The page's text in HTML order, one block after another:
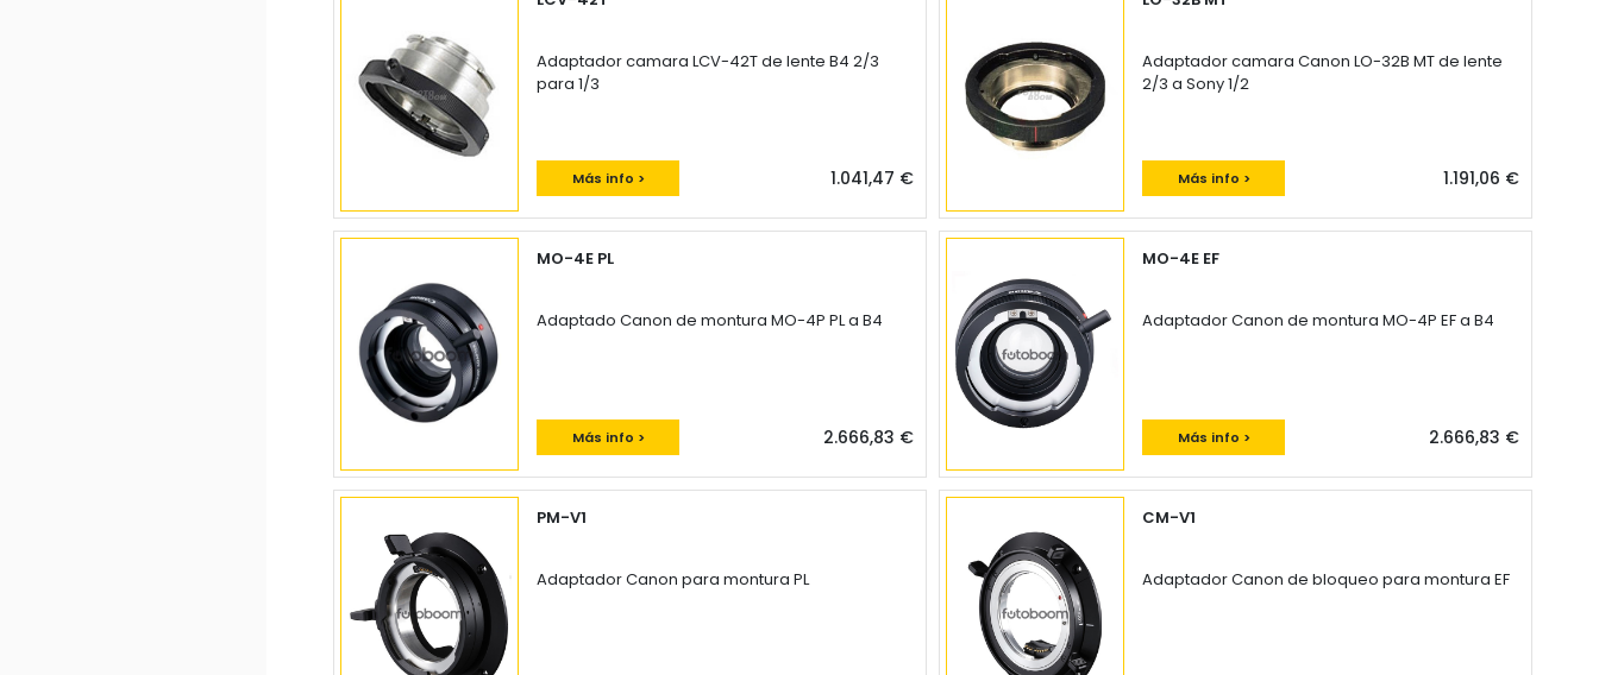
Adaptador camara LCV-42T de lente B4 2/3
para 1/3
Más info > 1.041,47 €
Adaptador camara Canon LO-32B MT de lente
2/3 a Sony 1/2
Más info > 1.191,06 €
MO-4E PL
Adaptado Canon de montura MO-4P PL a B4
Más info > 2.666,83 €
MO-4E EF
Adaptador Canon de montura MO-4P EF a B4
Más info > 2.666,83 €
PM-V1
Adaptador Canon para montura PL
CM-V1
Adaptador Canon de bloqueo para montura EF